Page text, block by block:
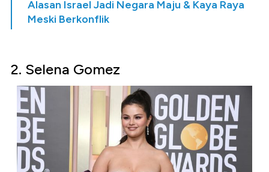
Alasan Israel Jadi Negara Maju & Kaya Raya
Meski Berkonflik
2. Selena Gomez